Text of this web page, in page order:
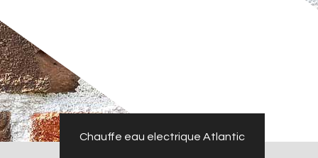
Chauffe eau electrique Atlantic